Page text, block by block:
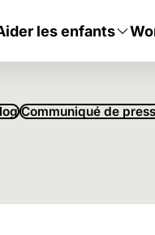
les enfants
:UN
Communiqué de